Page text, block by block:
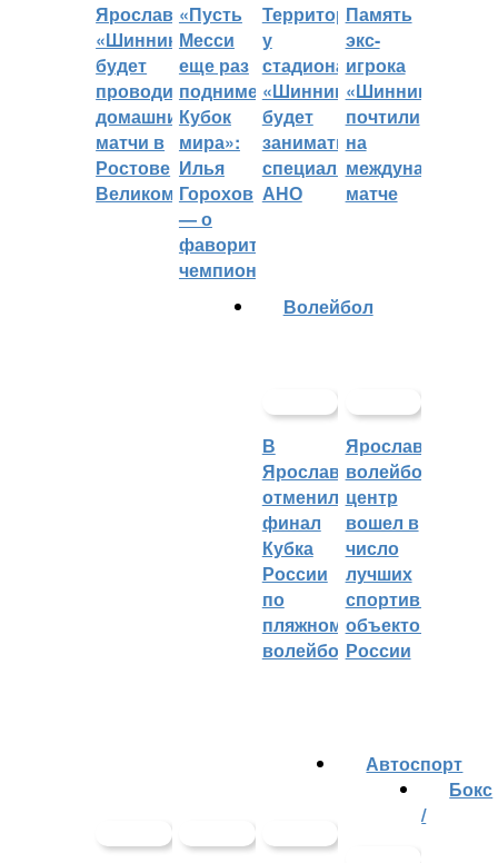
Ярославский
«Шинник»
будет
проводить
домашние
матчи в
Ростове
Великом
«Пусть
Месси
еще раз
поднимет
Кубок
мира»:
Илья
Горохов
— о
фаворитах
чемпионата
Территорией
у
стадиона
«Шинник»
будет
заниматься
специальное
АНО
Память
экс-
игрока
«Шинника»
почтили
на
международном
матче
Волейбол
В
Ярославле
отменили
финал
Кубка
России
по
пляжному
волейболу
Ярославский
волейбольный
центр
вошел в
число
лучших
спортивных
объектов
России
Автоспорт
Бокс
/